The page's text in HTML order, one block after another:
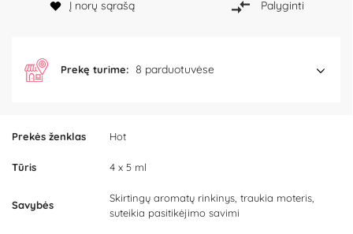
Prekės ženklas Hot
Tūris 4 x 5 ml
Savybės
Skirtingų aromatų rinkinys, traukia moteris,
suteikia pasitikėjimo savimi
Į norų sąrašą Palyginti
Prekę turime: 8 parduotuvėse